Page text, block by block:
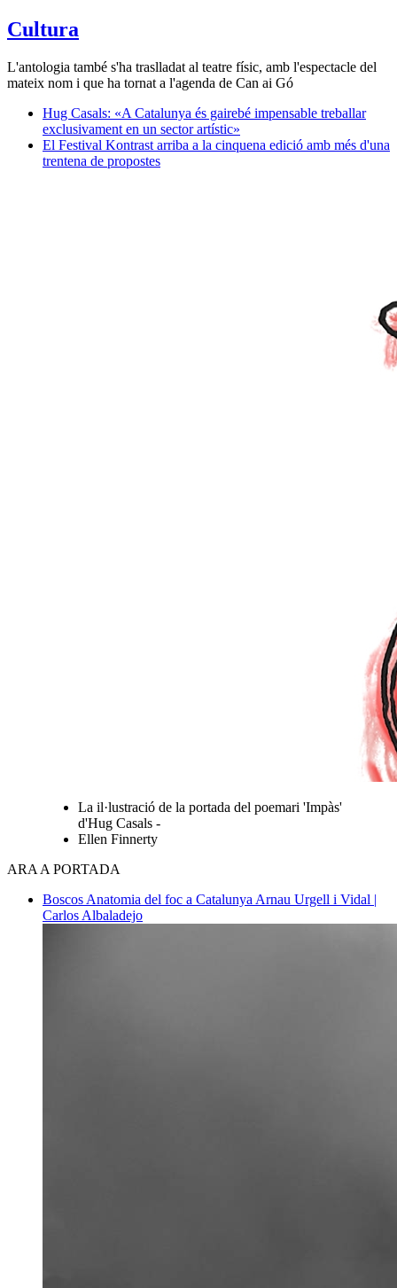
Cultura
L'antologia també s'ha traslladat al teatre físic, amb l'espectacle del
mateix nom i que ha tornat a l'agenda de Can ai Gó
Hug Casals: «A Catalunya és gairebé impensable treballar
exclusivament en un sector artístic»
El Festival Kontrast arriba a la cinquena edició amb més d'una
trentena de propostes
La il·lustració de la portada del poemari 'Impàs'
d'Hug Casals -
Ellen Finnerty
ARA A PORTADA
Boscos Anatomia del foc a Catalunya Arnau Urgell i Vidal |
Carlos Albaladejo